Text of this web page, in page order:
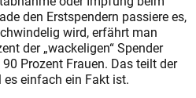
den Erstspendern passiere es,
wird, erfährt man
der „wackeligen“ Spender
Prozent Frauen. Das teilt der
einfach ein Fakt ist.